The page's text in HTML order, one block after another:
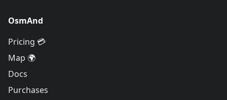
OsmAnd
Pricing 💳
Map 🌍
Docs
Purchases